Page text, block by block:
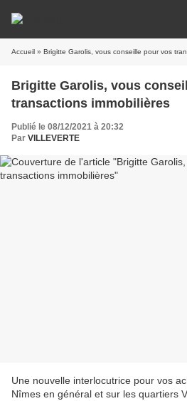
Accueil » Brigitte Garolis, vous conseille pour vos
Brigitte Garolis, vous
transactions immobilières
Publié le 08/12/2021 à 20:32
Par VILLEVERTE
Une nouvelle interlocutrice pour vos
Nîmes en général et sur les quartiers